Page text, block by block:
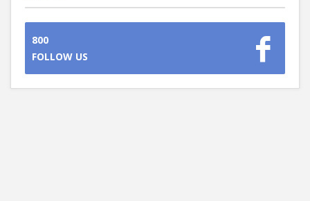
800
FOLLOW US